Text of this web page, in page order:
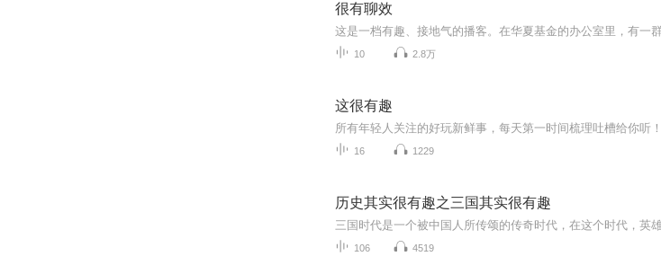
很有聊效
10 2.8万
这很有趣
所有年轻人关注的好玩新鲜事，每天第一时间梳理吐槽给你听！
16 1229
历史其实很有趣之三国其实很有趣
106 4519